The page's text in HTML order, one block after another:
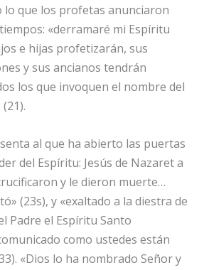
lo que los profetas anunciaron
«derramaré mi Espíritu
e hijas profetizarán, sus
y sus ancianos tendrán
los que invoquen el nombre del
al que ha abierto las puertas
del Espíritu: Jesús de Nazaret a
y le dieron muerte…
(23s), y «exaltado a la diestra de
Padre el Espíritu Santo
como ustedes están
«Dios lo ha nombrado Señor y